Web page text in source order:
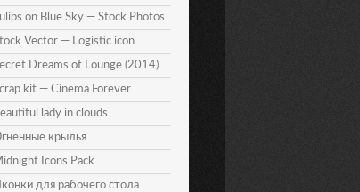
on Blue Sky — Stock Photos
Vector — Logistic icon
Dreams of Lounge (2014)
kit — Cinema Forever
lady in clouds
крылья
Icons Pack
для рабочего стола